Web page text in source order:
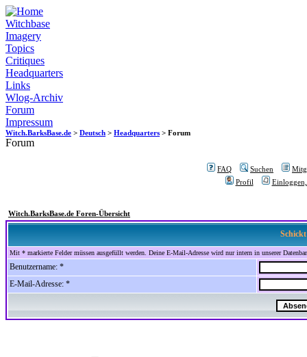
Witchbase
Imagery
Topics
Critiques
Headquarters
Links
Wlog-Archiv
Forum
Impressum
Witch.BarksBase.de > Deutsch > Headquarters > Forum
Forum
FAQ Suchen
Profil
Witch.BarksBase.de Foren-Übersicht
Mit * markierte Felder müssen ausgefüllt werden. Deine E-Mail-Adresse wird nur intern in unserer
Benutzername: *
E-Mail-Adresse: *